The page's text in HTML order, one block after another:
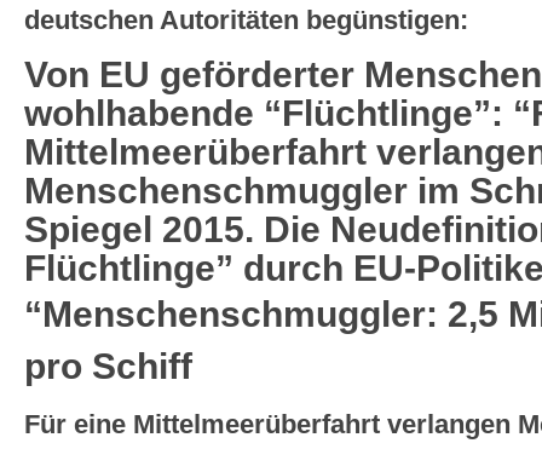
deutschen Autoritäten begünstigen:
Von EU geförderter
wohlhabende “Flüchtlinge”:
Mittelmeerüberfahrt
Menschenschmuggler im
Spiegel 2015. Die
Flüchtlinge” durch EU-
“Menschenschmuggler: 2,5
pro Schiff
Für eine Mittelmeerüberfahrt verlangen